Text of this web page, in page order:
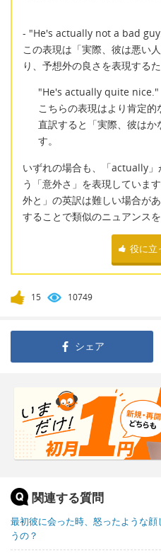
- "He's actually not a bad
この表現は「実際、彼は悪い
り、予想外の良さを表現する
"He's actually quite nice."
こちらの表現はより肯定的
直訳すると「実際、彼はか
す。
いずれの場合も、「actually
う「意外さ」を表現していま
外と」の英訳は難しい場合が
することで類似のニュアンス
役に立
15 10749
シェア
関連する質問
最初彼に会った時、怒ったような
うの？